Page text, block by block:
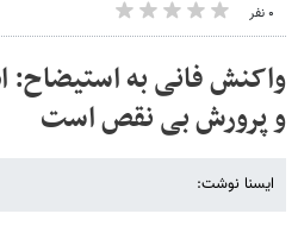
۰ نفر
واکنش فانی به استیضاح:
و پرورش بی نقص است
ایسنا نوشت: